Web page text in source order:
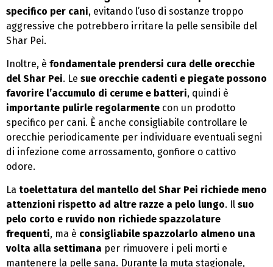
specifico per cani, evitando l’uso di sostanze troppo
aggressive che potrebbero irritare la pelle sensibile del
Shar Pei.
Inoltre, è fondamentale prendersi cura delle orecchie
del Shar Pei. Le sue orecchie cadenti e piegate possono
favorire l’accumulo di cerume e batteri, quindi è
importante pulirle regolarmente con un prodotto
specifico per cani. È anche consigliabile controllare le
orecchie periodicamente per individuare eventuali segni
di infezione come arrossamento, gonfiore o cattivo
odore.
La toelettatura del mantello del Shar Pei richiede meno
attenzioni rispetto ad altre razze a pelo lungo. Il suo
pelo corto e ruvido non richiede spazzolature
frequenti, ma è consigliabile spazzolarlo almeno una
volta alla settimana per rimuovere i peli morti e
mantenere la pelle sana. Durante la muta stagionale,